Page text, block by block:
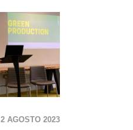
2 AGOSTO 2023